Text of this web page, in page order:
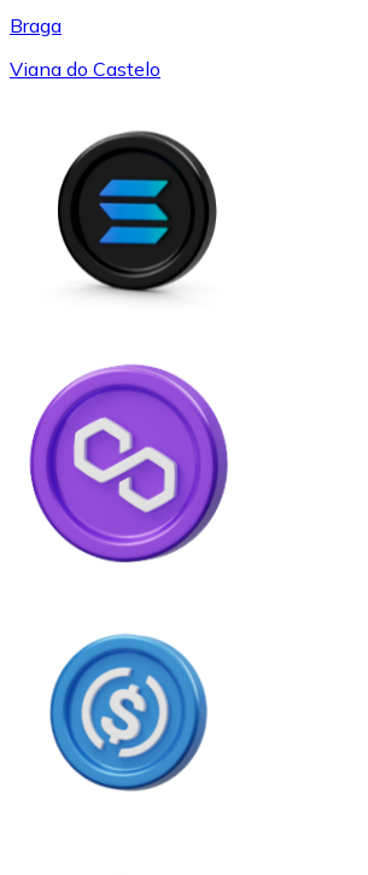
Braga
Viana do Castelo